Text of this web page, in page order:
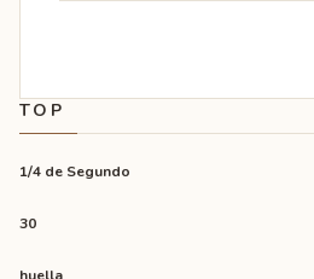
TOP
1/4 de Segundo
30